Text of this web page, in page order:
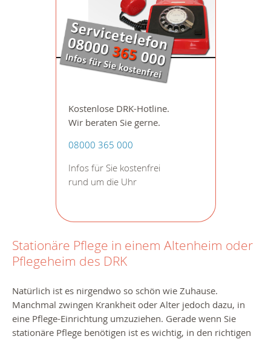
Kostenlose DRK-Hotline.
Wir beraten Sie gerne.
08000 365 000
Infos für Sie kostenfrei
rund um die Uhr
Stationäre Pflege in einem Altenheim oder
Pflegeheim des DRK
Natürlich ist es nirgendwo so schön wie Zuhause.
Manchmal zwingen Krankheit oder Alter jedoch dazu, in
eine Pflege-Einrichtung umzuziehen. Gerade wenn Sie
stationäre Pflege benötigen ist es wichtig, in den richtigen